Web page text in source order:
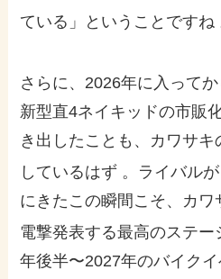
ている」ということですね
さらに、2026年に入って
新型直4ネイキッドの市販
き出したことも、カワサ
しているはず 。ライバル
にきたこの瞬間こそ、カワ
電撃発表する最高のステー
年後半〜2027年のバイク